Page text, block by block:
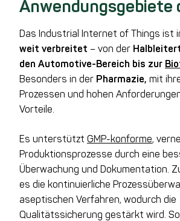
Anwendungsgebiete
Das Industrial Internet of Things ist
weit verbreitet – von der
den Automotive-Bereich bis zur
Besonders in der Pharmazie, mit
Prozessen und hohen
Vorteile.
Es unterstützt GMP-konforme,
Produktionsprozesse durch eine
Überwachung und Dokumentation.
es die kontinuierliche
aseptischen Verfahren, wodurch die
Qualitätssicherung gestärkt wird.